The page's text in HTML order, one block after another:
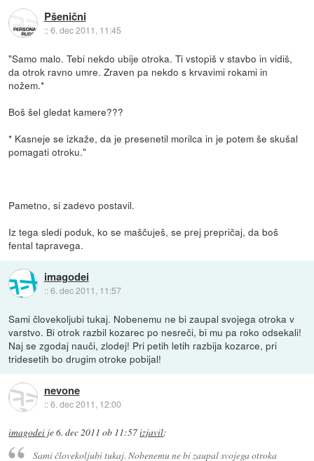
Pšenični
::6. dec 2011, 11:45
"Samo malo. Tebi nekdo ubije otroka. Ti vstopiš v stavbo in vidiš,
da otrok ravno umre. Zraven pa nekdo s krvavimi rokami in
nožem.*
Boš šel gledat kamere???
* Kasneje se izkaže, da je presenetil morilca in je potem še skušal
pomagati otroku."
Pametno, si zadevo postavil.
Iz tega sledi poduk, ko se maščuješ, se prej prepričaj, da boš
fental tapravega.
imagodei
::6. dec 2011, 11:57
Sami človekoljubi tukaj. Nobenemu ne bi zaupal svojega otroka v
varstvo. Bi otrok razbil kozarec po nesreči, bi mu pa roko odsekali!
Naj se zgodaj nauči, zlodej! Pri petih letih razbija kozarce, pri
tridesetih bo drugim otroke pobijal!
nevone
::6. dec 2011, 12:00
imagodei je6. dec 2011 ob 11:57izjavil:
Sami človekoljubi tukaj. Nobenemu ne bi zaupal svojega otroka